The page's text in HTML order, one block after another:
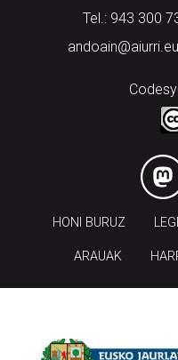
Tel.: 943 300
HONI BURUZ
ARAUAK